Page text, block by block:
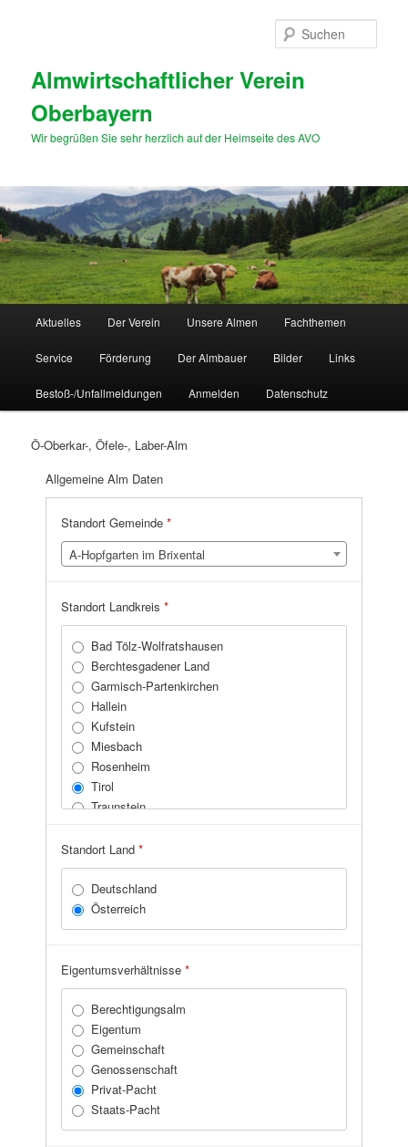
Almwirtschaftlicher Verein
Oberbayern
Wir begrüßen Sie sehr herzlich auf der Heimseite des AVO
Aktuelles Der Verein Unsere Almen Fachthemen
Service Förderung Der Almbauer Bilder Links
Bestoß-/Unfallmeldungen Anmelden Datenschutz
Ö-Oberkar-, Öfele-, Laber-Alm
Allgemeine Alm Daten
Standort Gemeinde*
A-Hopfgarten im Brixental
Standort Landkreis*
Bad Tölz-Wolfratshausen
Berchtesgadener Land
Garmisch-Partenkirchen
Hallein
Kufstein
Miesbach
Rosenheim
Tirol
Traunstein
Standort Land*
Deutschland
Österreich
Eigentumsverhältnisse*
Berechtigungsalm
Eigentum
Gemeinschaft
Genossenschaft
Privat-Pacht
Staats-Pacht